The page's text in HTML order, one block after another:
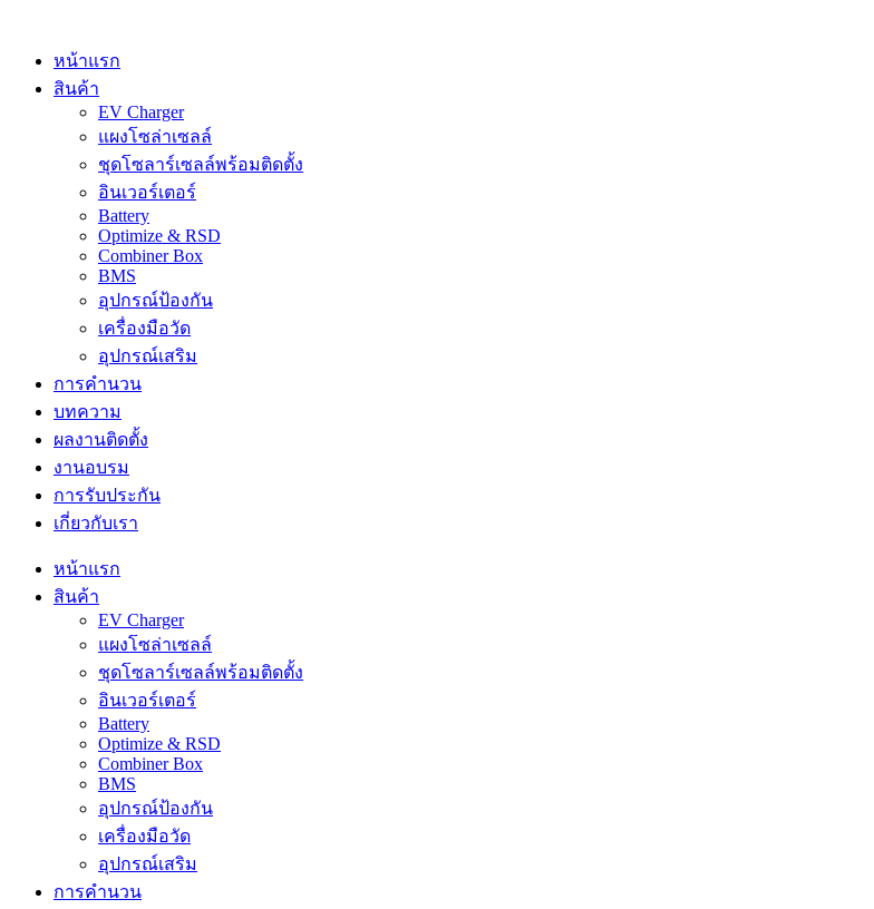
contentหน้าแรก
สินค้า
EV Charger
แผงโซล่าเซลล์
ชุดโซลาร์เซลล์พร้อมติดตั้ง
อินเวอร์เตอร์
Battery
Optimize & RSD
Combiner Box
BMS
อุปกรณ์ป้องกัน
เครื่องมือวัด
อุปกรณ์เสริม
การคำนวน
บทความ
ผลงานติดตั้ง
งานอบรม
การรับประกัน
เกี่ยวกับเรา
หน้าแรก
สินค้า
EV Charger
แผงโซล่าเซลล์
ชุดโซลาร์เซลล์พร้อมติดตั้ง
อินเวอร์เตอร์
Battery
Optimize & RSD
Combiner Box
BMS
อุปกรณ์ป้องกัน
เครื่องมือวัด
อุปกรณ์เสริม
การคำนวน